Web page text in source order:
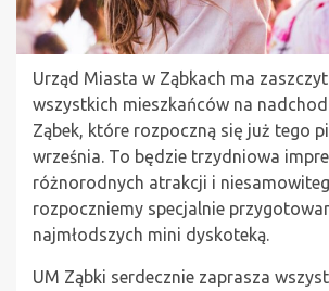
Urząd Miasta w Ząbkach ma
wszystkich mieszkańców na
Ząbek, które rozpoczną się już tego
września. To będzie trzydniowa
różnorodnych atrakcji i
rozpoczniemy specjalnie
najmłodszych mini dyskoteką.
UM Ząbki serdecznie zaprasza